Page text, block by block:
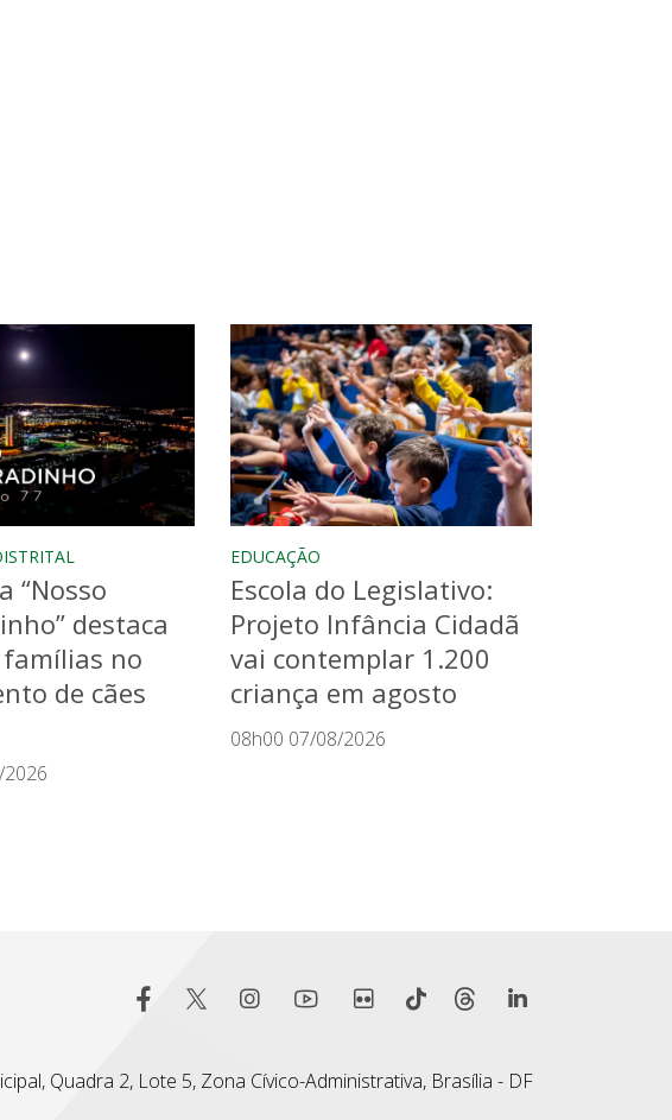
“Nosso
destaca
no
de cães
EDUCAÇÃO
Escola do Legislativo:
Projeto Infância Cidadã
vai contemplar 1.200
criança em agosto
08h00 07/08/2026
Quadra 2, Lote 5, Zona Cívico-Administrativa, Brasília - DF